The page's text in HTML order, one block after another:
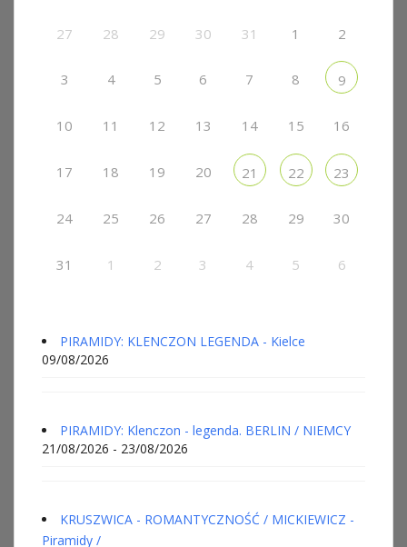
27 28 29 30 31 1 2
3 4 5 6 7 8 9
10 11 12 13 14 15 16
17 18 19 20 21 22 23
24 25 26 27 28 29 30
31 1 2 3 4 5 6
PIRAMIDY: KLENCZON LEGENDA - Kielce
09/08/2026
PIRAMIDY: Klenczon - legenda. BERLIN / NIEMCY
21/08/2026 - 23/08/2026
KRUSZWICA - ROMANTYCZNOŚĆ / MICKIEWICZ -
Piramidy /